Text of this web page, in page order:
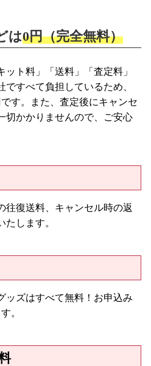
は0円（完全無料）
ト料」「送料」「査定料」
ですべて負担しているため、
す。また、査定後にキャンセ
切かかりませんので、ご安心
往復送料、キャンセル時の返
します。
ッズはすべて無料！お申込み
。